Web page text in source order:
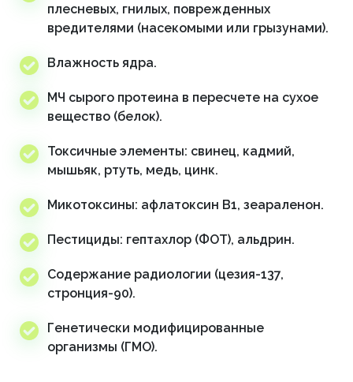
плесневых, гнилых, поврежденных
вредителями (насекомыми или грызунами).
Влажность ядра.
МЧ сырого протеина в пересчете на сухое
вещество (белок).
Токсичные элементы: свинец, кадмий,
мышьяк, ртуть, медь, цинк.
Микотоксины: афлатоксин В1, зеараленон.
Пестициды: гептахлор (ФОТ), альдрин.
Содержание радиологии (цезия-137,
стронция-90).
Генетически модифицированные
организмы (ГМО).